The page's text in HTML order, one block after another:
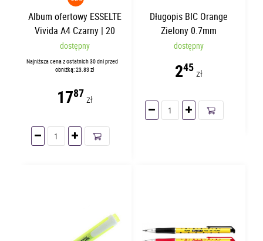
Album ofertowy ESSELTE
Vivida A4 Czarny | 20
koszulek
dostępny
Najniższa cena z ostatnich 30 dni przed
obniżką: 23.83 zł
1787 zł
Długopis BIC Orange
Zielony 0.7mm
dostępny
245zł